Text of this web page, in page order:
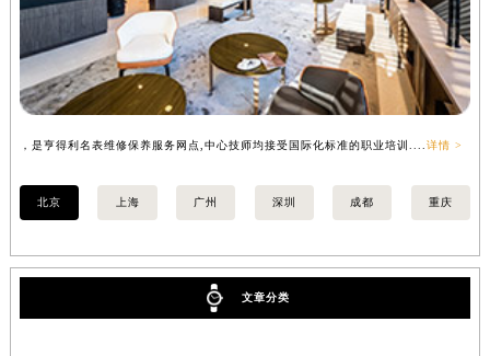
，是亨得利名表维修保养服务网点,中心技师均接受国际化标准的职业培训.... 详情 >
北京 上海 广州 深圳 成都 重庆
文章分类